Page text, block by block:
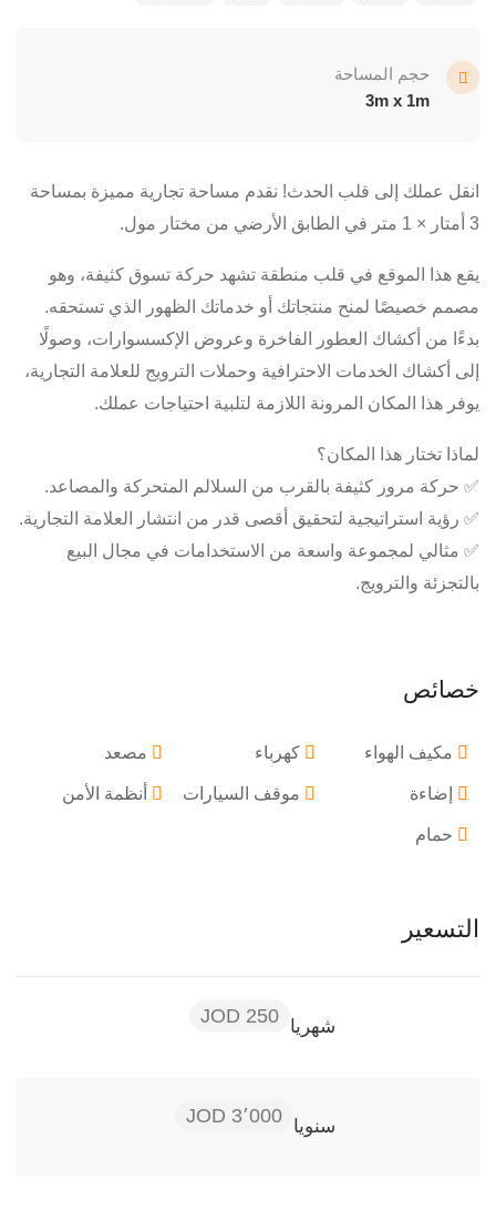
حجم المساحة
3m x 1m
انقل عملك إلى قلب الحدث! نقدم مساحة تجارية مميزة بمساحة
3 أمتار × 1 متر في الطابق الأرضي من مختار مول.
يقع هذا الموقع في قلب منطقة تشهد حركة تسوق كثيفة، وهو
مصمم خصيصًا لمنح منتجاتك أو خدماتك الظهور الذي تستحقه.
بدءًا من أكشاك العطور الفاخرة وعروض الإكسسوارات، وصولًا
إلى أكشاك الخدمات الاحترافية وحملات الترويج للعلامة التجارية،
يوفر هذا المكان المرونة اللازمة لتلبية احتياجات عملك.
لماذا تختار هذا المكان؟
✅ حركة مرور كثيفة بالقرب من السلالم المتحركة والمصاعد.
✅ رؤية استراتيجية لتحقيق أقصى قدر من انتشار العلامة التجارية.
✅ مثالي لمجموعة واسعة من الاستخدامات في مجال البيع
بالتجزئة والترويج.
خصائص
مكيف الهواء كهرباء مصعد
إضاءة موقف السيارات أنظمة الأمن
حمام
التسعير
شهريا 250 JOD
سنويا 3٬000 JOD